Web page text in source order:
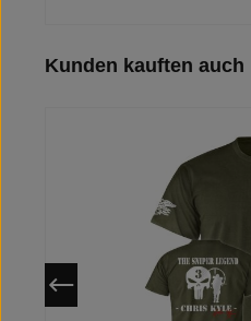
Produktgalerie überspringen
Kunden kauften auch